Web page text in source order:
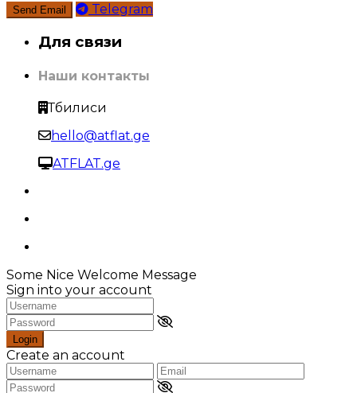
Telegram
Для связи
Наши контакты
Тбилиси
hello@atflat.ge
ATFLAT.ge
Some Nice Welcome Message
Sign into your account
Login
Create an account